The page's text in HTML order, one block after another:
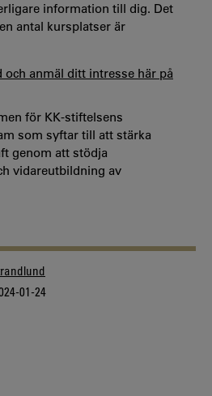
information till dig. Det
antal kursplatser är
anmäl ditt intresse här på
för KK-stiftelsens
som syftar till att stärka
genom att stödja
vidareutbildning av
01-24